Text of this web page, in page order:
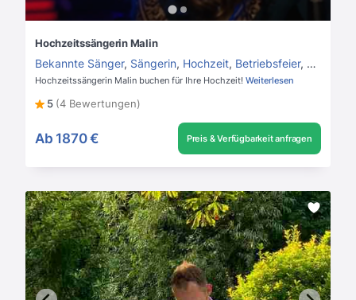
Hochzeitssängerin Malin
Bekannte Sänger, Sängerin, Hochzeit, Betriebsfeier, Private
Hochzeitssängerin Malin buchen für Ihre Hochzeit! Weiterlesen
5 (4 Bewertungen)
Ab 1870 € Preis & Verfügbarkeit anfragen